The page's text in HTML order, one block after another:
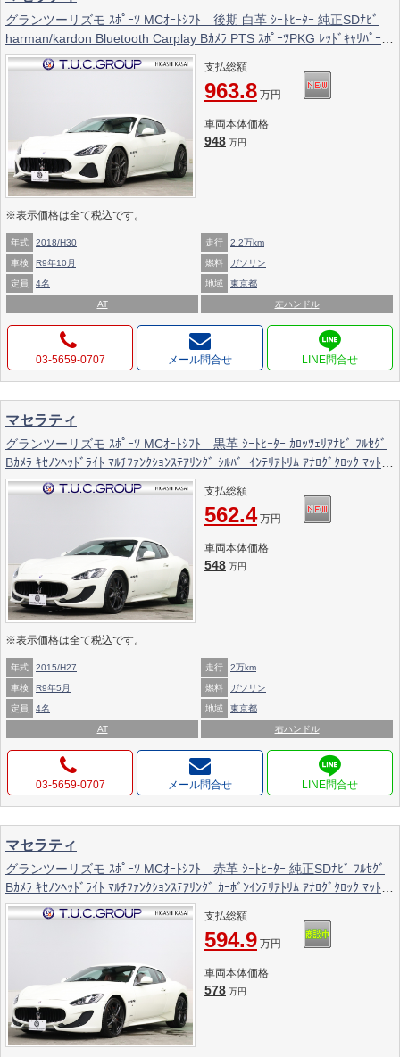
グランツーリズモ ｽﾎﾟｰﾂ MCｵｰﾄｼﾌﾄ 後期 白革 ｼｰﾄﾋｰﾀｰ 純正SDﾅﾋﾞ
harman/kardon Bluetooth Carplay Bｶﾒﾗ PTS ｽﾎﾟｰﾂPKG ﾚｯﾄﾞｷｬﾘﾊﾟｰ ﾄ
ﾗｲﾃﾞﾝﾄｽﾃｯﾁ MCｽﾎﾟｰﾂﾗｲﾝｶｰﾎﾞﾝﾄﾘﾑ ﾌﾞﾗｯｸｳｨﾝﾄﾞｳﾄﾘﾑ TPMS ETC 純正20
ｲﾝﾁAW 2年保証付
支払総額
963.8 万円
車両本体価格
948 万円
※表示価格は全て税込です。
年式 2018/H30 走行 2.2万km
車検 R9年10月 燃料 ガソリン
定員 4名 地域 東京都
AT 左ハンドル
03-5659-0707 メール問合せ
マセラティ
グランツーリズモ ｽﾎﾟｰﾂ MCｵｰﾄｼﾌﾄ 黒革 ｼｰﾄﾋｰﾀｰ ｶﾛｯﾂｪﾘｱﾅﾋﾞ ﾌﾙｾｸﾞ
Bｶﾒﾗ ｷｾﾉﾝﾍｯﾄﾞﾗｲﾄ ﾏﾙﾁﾌｧﾝｸｼｮﾝｽﾃｱﾘﾝｸﾞ ｼﾙﾊﾞｰｲﾝﾃﾘｱﾄﾘﾑ ｱﾅﾛｸﾞｸﾛｯｸ ﾏｯﾄﾞﾚ
ｯﾄﾞｷｬﾘﾊﾟｰ ｱｽﾄﾛﾃﾞｻﾞｲﾝ20ｲﾝﾁAW 2年保証付
支払総額
562.4 万円
車両本体価格
548 万円
※表示価格は全て税込です。
年式 2015/H27 走行 2万km
車検 R9年5月 燃料 ガソリン
定員 4名 地域 東京都
AT 右ハンドル
03-5659-0707 メール問合せ
マセラティ
グランツーリズモ ｽﾎﾟｰﾂ MCｵｰﾄｼﾌﾄ 赤革 ｼｰﾄﾋｰﾀｰ 純正SDﾅﾋﾞ ﾌﾙｾｸﾞ
Bｶﾒﾗ ｷｾﾉﾝﾍｯﾄﾞﾗｲﾄ ﾏﾙﾁﾌｧﾝｸｼｮﾝｽﾃｱﾘﾝｸﾞ ｶｰﾎﾞﾝｲﾝﾃﾘｱﾄﾘﾑ ｱﾅﾛｸﾞｸﾛｯｸ ﾏｯﾄﾞﾚ
ｯﾄﾞｷｬﾘﾊﾟｰ 純正MC20ｲﾝﾁAW 2年保証付
支払総額
594.9 万円
車両本体価格
578 万円